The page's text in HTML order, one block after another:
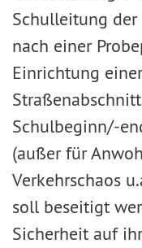
Schulleitung der
nach einer
Einrichtung
Schulbeginn/-
(außer für
Verkehrschaos
soll beseitigt
Sicherheit auf